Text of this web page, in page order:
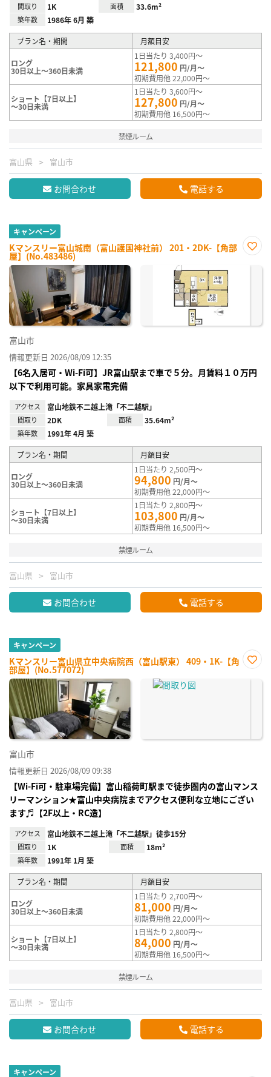
間取り 1K 面積 33.6m²
築年数 1986年 6月 築
プラン名・期間 月額目安
ロング
30日以上～360日未満
1日当たり 3,400円～
121,800 円/月～
初期費用他 22,000円～
ショート【7日以上】
～30日未満
1日当たり 3,600円～
127,800 円/月～
初期費用他 16,500円～
禁煙ルーム
富山県 富山市
お問合わせ 電話する
キャンペーン
Kマンスリー富山城南（富山護国神社前） 201・2DK-【角部
屋】(No.483486)
に入
富山市
情報更新日 2026/08/09 12:35
【6名入居可・Wi-Fi可】JR富山駅まで車で５分。月賃料１０万円
以下で利用可能。家具家電完備
アクセス 富山地鉄不二越上滝「不二越駅」
間取り 2DK 面積 35.64m²
築年数 1991年 4月 築
プラン名・期間 月額目安
ロング
30日以上～360日未満
1日当たり 2,500円～
94,800 円/月～
初期費用他 22,000円～
ショート【7日以上】
～30日未満
1日当たり 2,800円～
103,800 円/月～
初期費用他 16,500円～
禁煙ルーム
富山県 富山市
お問合わせ 電話する
キャンペーン
Kマンスリー富山県立中央病院西（富山駅東） 409・1K-【角
部屋】(No.577072)
に入
富山市
情報更新日 2026/08/09 09:38
【Wi-Fi可・駐車場完備】富山稲荷町駅まで徒歩圏内の富山マンス
リーマンション★富山中央病院までアクセス便利な立地にござい
ます♬【2F以上・RC造】
アクセス 富山地鉄不二越上滝「不二越駅」徒歩15分
間取り 1K 面積 18m²
築年数 1991年 1月 築
プラン名・期間 月額目安
ロング
30日以上～360日未満
1日当たり 2,700円～
81,000 円/月～
初期費用他 22,000円～
ショート【7日以上】
～30日未満
1日当たり 2,800円～
84,000 円/月～
初期費用他 16,500円～
禁煙ルーム
富山県 富山市
お問合わせ 電話する
キャンペーン